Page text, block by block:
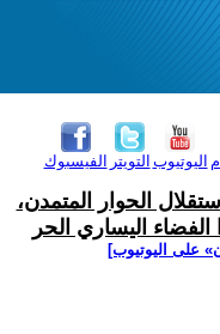
الفيسبوك التويتر اليوتيوب
الحوار المتمدن،
اليساري الحر
على اليوتيوب]